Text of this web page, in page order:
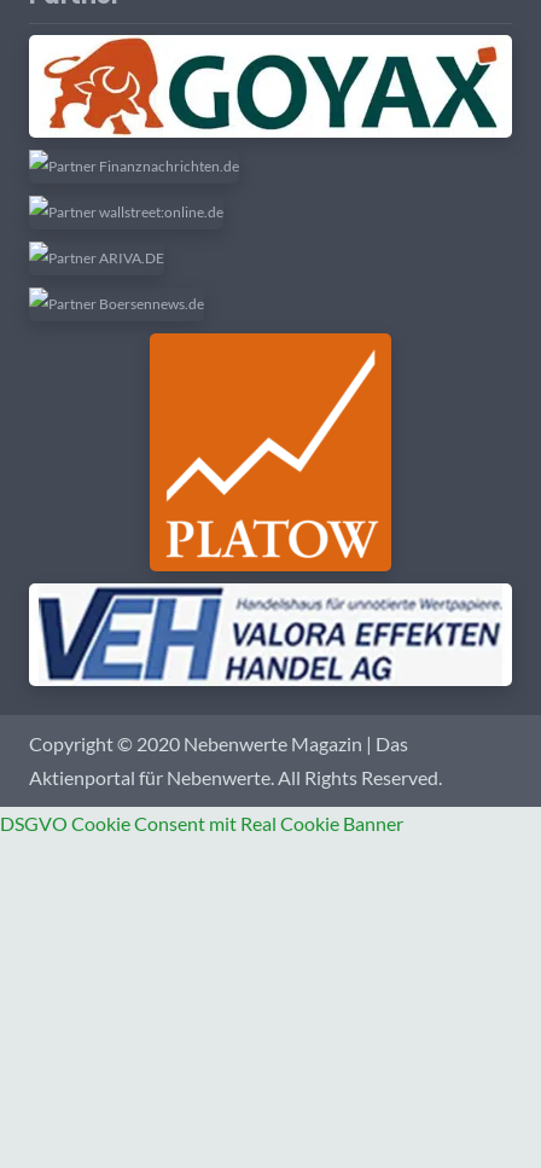
Copyright © 2020 Nebenwerte Magazin | Das
Aktienportal für Nebenwerte. All Rights Reserved.
DSGVO Cookie Consent mit Real Cookie Banner